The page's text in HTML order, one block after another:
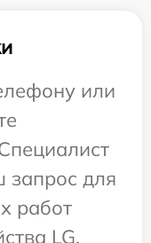
или
запрос для
работ
LG.